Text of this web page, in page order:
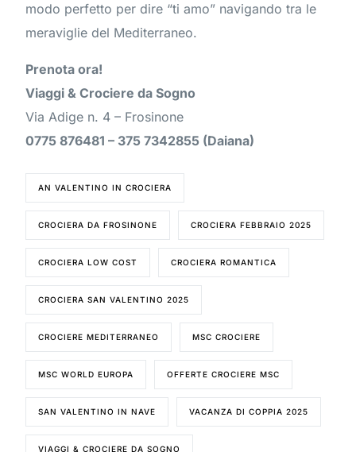
modo perfetto per dire “ti amo” navigando tra le
meraviglie del Mediterraneo.
Prenota ora!
Viaggi & Crociere da Sogno
Via Adige n. 4 – Frosinone
0775 876481 – 375 7342855 (Daiana)
AN VALENTINO IN CROCIERA
CROCIERA DA FROSINONE CROCIERA FEBBRAIO 2025
CROCIERA LOW COST CROCIERA ROMANTICA
CROCIERA SAN VALENTINO 2025
CROCIERE MEDITERRANEO MSC CROCIERE
MSC WORLD EUROPA OFFERTE CROCIERE MSC
SAN VALENTINO IN NAVE VACANZA DI COPPIA 2025
VIAGGI & CROCIERE DA SOGNO